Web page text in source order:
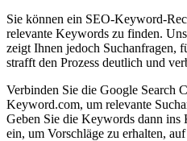
Sie können ein SEO-Keyword-
relevante Keywords zu finden.
zeigt Ihnen jedoch Suchanfragen,
strafft den Prozess deutlich und
Verbinden Sie die Google Search
Keyword.com, um relevante
Geben Sie die Keywords dann
ein, um Vorschläge zu erhalten,